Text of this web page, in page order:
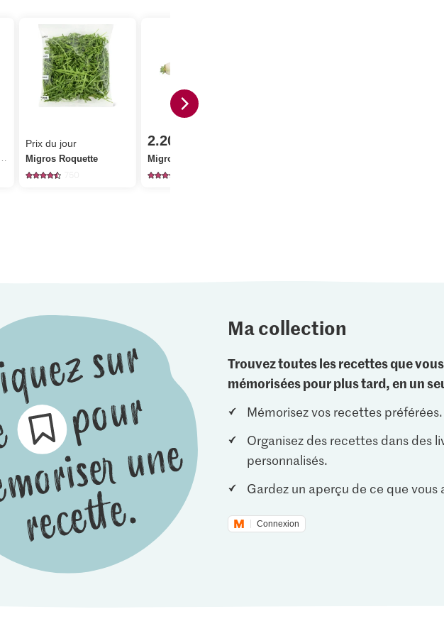
Prix du jour
Migros Roquette
2.20
Migros Radis bière
Ma collection
Trouvez toutes les recettes que
mémorisées pour plus tard, en un
Mémorisez vos recettes préférées.
Organisez des recettes dans des
personnalisés.
Gardez un aperçu de ce que vous
Connexion